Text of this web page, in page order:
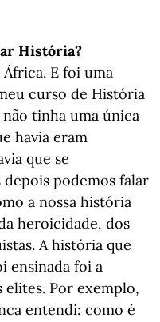
História?
E foi uma
curso de História
tinha uma única
havia eram
que se
podemos falar
a nossa história
heroicidade, dos
A história que
ensinada foi a
Por exemplo,
entendi: como é